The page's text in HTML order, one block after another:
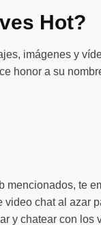
Hot?
imágenes y
honor a su
mencionados, te
chat al azar
y chatear con